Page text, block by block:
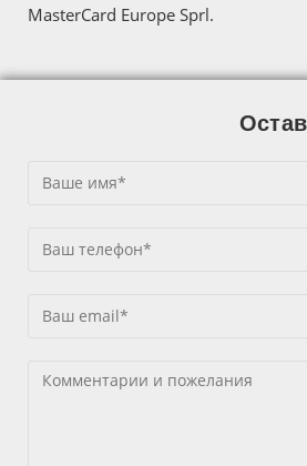
MasterCard Europe Sprl.